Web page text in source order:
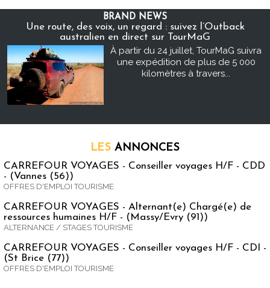
BRAND NEWS
Une route, des voix, un regard : suivez l’Outback
australien en direct sur TourMaG
À partir du 24 juillet, TourMaG suivra
une expédition de plus de 5 000
kilomètres à travers...
LES ANNONCES
CARREFOUR VOYAGES - Conseiller voyages H/F - CDD
- (Vannes (56))
OFFRES D'EMPLOI TOURISME
CARREFOUR VOYAGES - Alternant(e) Chargé(e) de
ressources humaines H/F - (Massy/Evry (91))
ALTERNANCE / STAGES TOURISME
CARREFOUR VOYAGES - Conseiller voyages H/F - CDI -
(St Brice (77))
OFFRES D'EMPLOI TOURISME